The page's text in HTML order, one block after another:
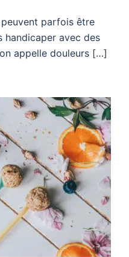
parfois être
handicaper avec des
appelle douleurs […]